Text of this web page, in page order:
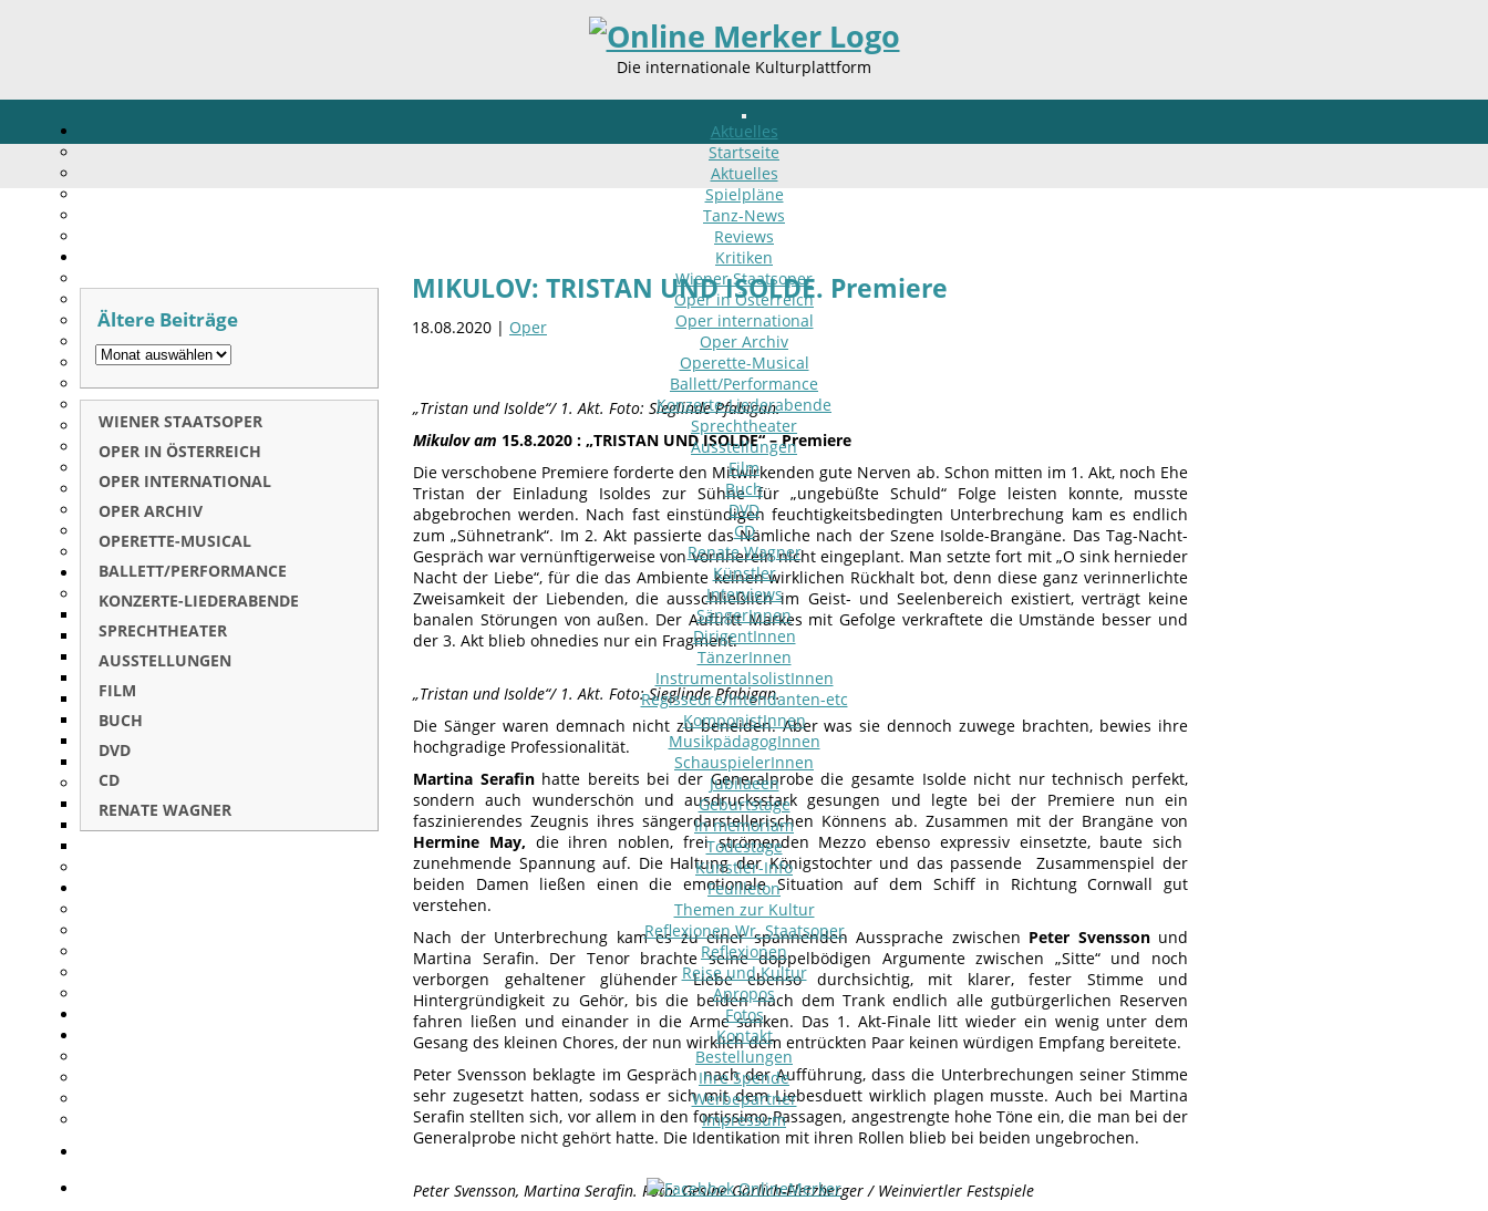
Die internationale Kulturplattform
Aktuelles
Startseite
Aktuelles
Spielpläne
Tanz-News
Reviews
Kritiken
Wiener Staatsoper
Oper in Österreich
Oper international
Oper Archiv
Operette-Musical
Ballett/Performance
Konzerte-Liederabende
Sprechtheater
Ausstellungen
Film
Buch
DVD
CD
Renate Wagner
Künstler
Interviews
SängerInnen
DirigentInnen
TänzerInnen
InstrumentalsolistInnen
Regisseure/Intendanten-etc
KomponistInnen
MusikpädagogInnen
SchauspielerInnen
Jubilaeen
Geburtstage
In memoriam
Todestage
Künstler-Info
Feuilleton
Themen zur Kultur
Reflexionen Wr. Staatsoper
Reflexionen
Reise und Kultur
Apropos
Fotos
Kontakt
Bestellungen
Ihre Spende
Werbepartner
Impressum
MIKULOV: TRISTAN UND ISOLDE. Premiere
18.08.2020 | Oper
„Tristan und Isolde“/ 1. Akt. Foto: Sieglinde Pfabigan.
Mikulov am 15.8.2020 : „TRISTAN UND ISOLDE“ – Premiere
Die verschobene Premiere forderte den Mitwirkenden gute Nerven ab. Schon mitten im 1. Akt, noch Ehe
Tristan der Einladung Isoldes zur Sühne für „ungebüßte Schuld“ Folge leisten konnte, musste
abgebrochen werden. Nach fast einstündigen feuchtigkeitsbedingten Unterbrechung kam es endlich
zum „Sühnetrank“. Im 2. Akt passierte das Nämliche nach der Szene Isolde-Brangäne. Das Tag-Nacht-
Gespräch war vernünftigerweise von vornherein nicht eingeplant. Man setzte fort mit „O sink hernieder
Nacht der Liebe“, für die das Ambiente keinen wirklichen Rückhalt bot, denn diese ganz verinnerlichte
Zweisamkeit der Liebenden, die ausschließlich im Geist- und Seelenbereich existiert, verträgt keine
banalen Störungen von außen. Der Auftritt Markes mit Gefolge verkraftete die Umstände besser und
der 3. Akt blieb ohnedies nur ein Fragment.
„Tristan und Isolde“/ 1. Akt. Foto: Sieglinde Pfabigan.
Die Sänger waren demnach nicht zu beneiden. Aber was sie dennoch zuwege brachten, bewies ihre
hochgradige Professionalität.
Martina Serafin hatte bereits bei der Generalprobe die gesamte Isolde nicht nur technisch perfekt,
sondern auch wunderschön und ausdrucksstark gesungen und legte bei der Premiere nun ein
faszinierendes Zeugnis ihres sängerdarstellerischen Könnens ab. Zusammen mit der Brangäne von
Hermine May, die ihren noblen, frei strömenden Mezzo ebenso expressiv einsetzte, baute sich
zunehmende Spannung auf. Die Haltung der Königstochter und das passende Zusammenspiel der
beiden Damen ließen einen die emotionale Situation auf dem Schiff in Richtung Cornwall gut
verstehen.
Nach der Unterbrechung kam es zu einer spannenden Aussprache zwischen Peter Svenssonund
Martina Serafin. Der Tenor brachte seine doppelbödigen Argumente zwischen „Sitte“ und noch
verborgen gehaltener glühender Liebe ebenso durchsichtig, mit klarer, fester Stimme und
Hintergründigkeit zu Gehör, bis die beiden nach dem Trank endlich alle gutbürgerlichen Reserven
fahren ließen und einander in die Arme sanken. Das 1. Akt-Finale litt wieder ein wenig unter dem
Gesang des kleinen Chores, der nun wirklich dem entrückten Paar keinen würdigen Empfang bereitete.
Peter Svensson beklagte im Gespräch nach der Aufführung, dass die Unterbrechungen seiner Stimme
sehr zugesetzt hatten, sodass er sich mit dem Liebesduett wirklich plagen musste. Auch bei Martina
Serafin stellten sich, vor allem in den fortissimo-Passagen, angestrengte hohe Töne ein, die man bei der
Generalprobe nicht gehört hatte. Die Identikation mit ihren Rollen blieb bei beiden ungebrochen.
Peter Svensson, Martina Serafin. Foto: Gesine Görlich-Fletzberger / Weinviertler Festspiele
Ältere Beiträge
WIENER STAATSOPER
OPER IN ÖSTERREICH
OPER INTERNATIONAL
OPER ARCHIV
OPERETTE-MUSICAL
BALLETT/PERFORMANCE
KONZERTE-LIEDERABENDE
SPRECHTHEATER
AUSSTELLUNGEN
FILM
BUCH
DVD
CD
RENATE WAGNER